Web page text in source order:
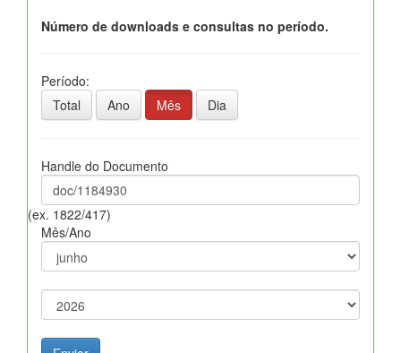
Número de downloads e consultas no período.
Período:
Total
Ano Mês Dia
Handle do Documento
(ex. 1822/417)
Mês/Ano